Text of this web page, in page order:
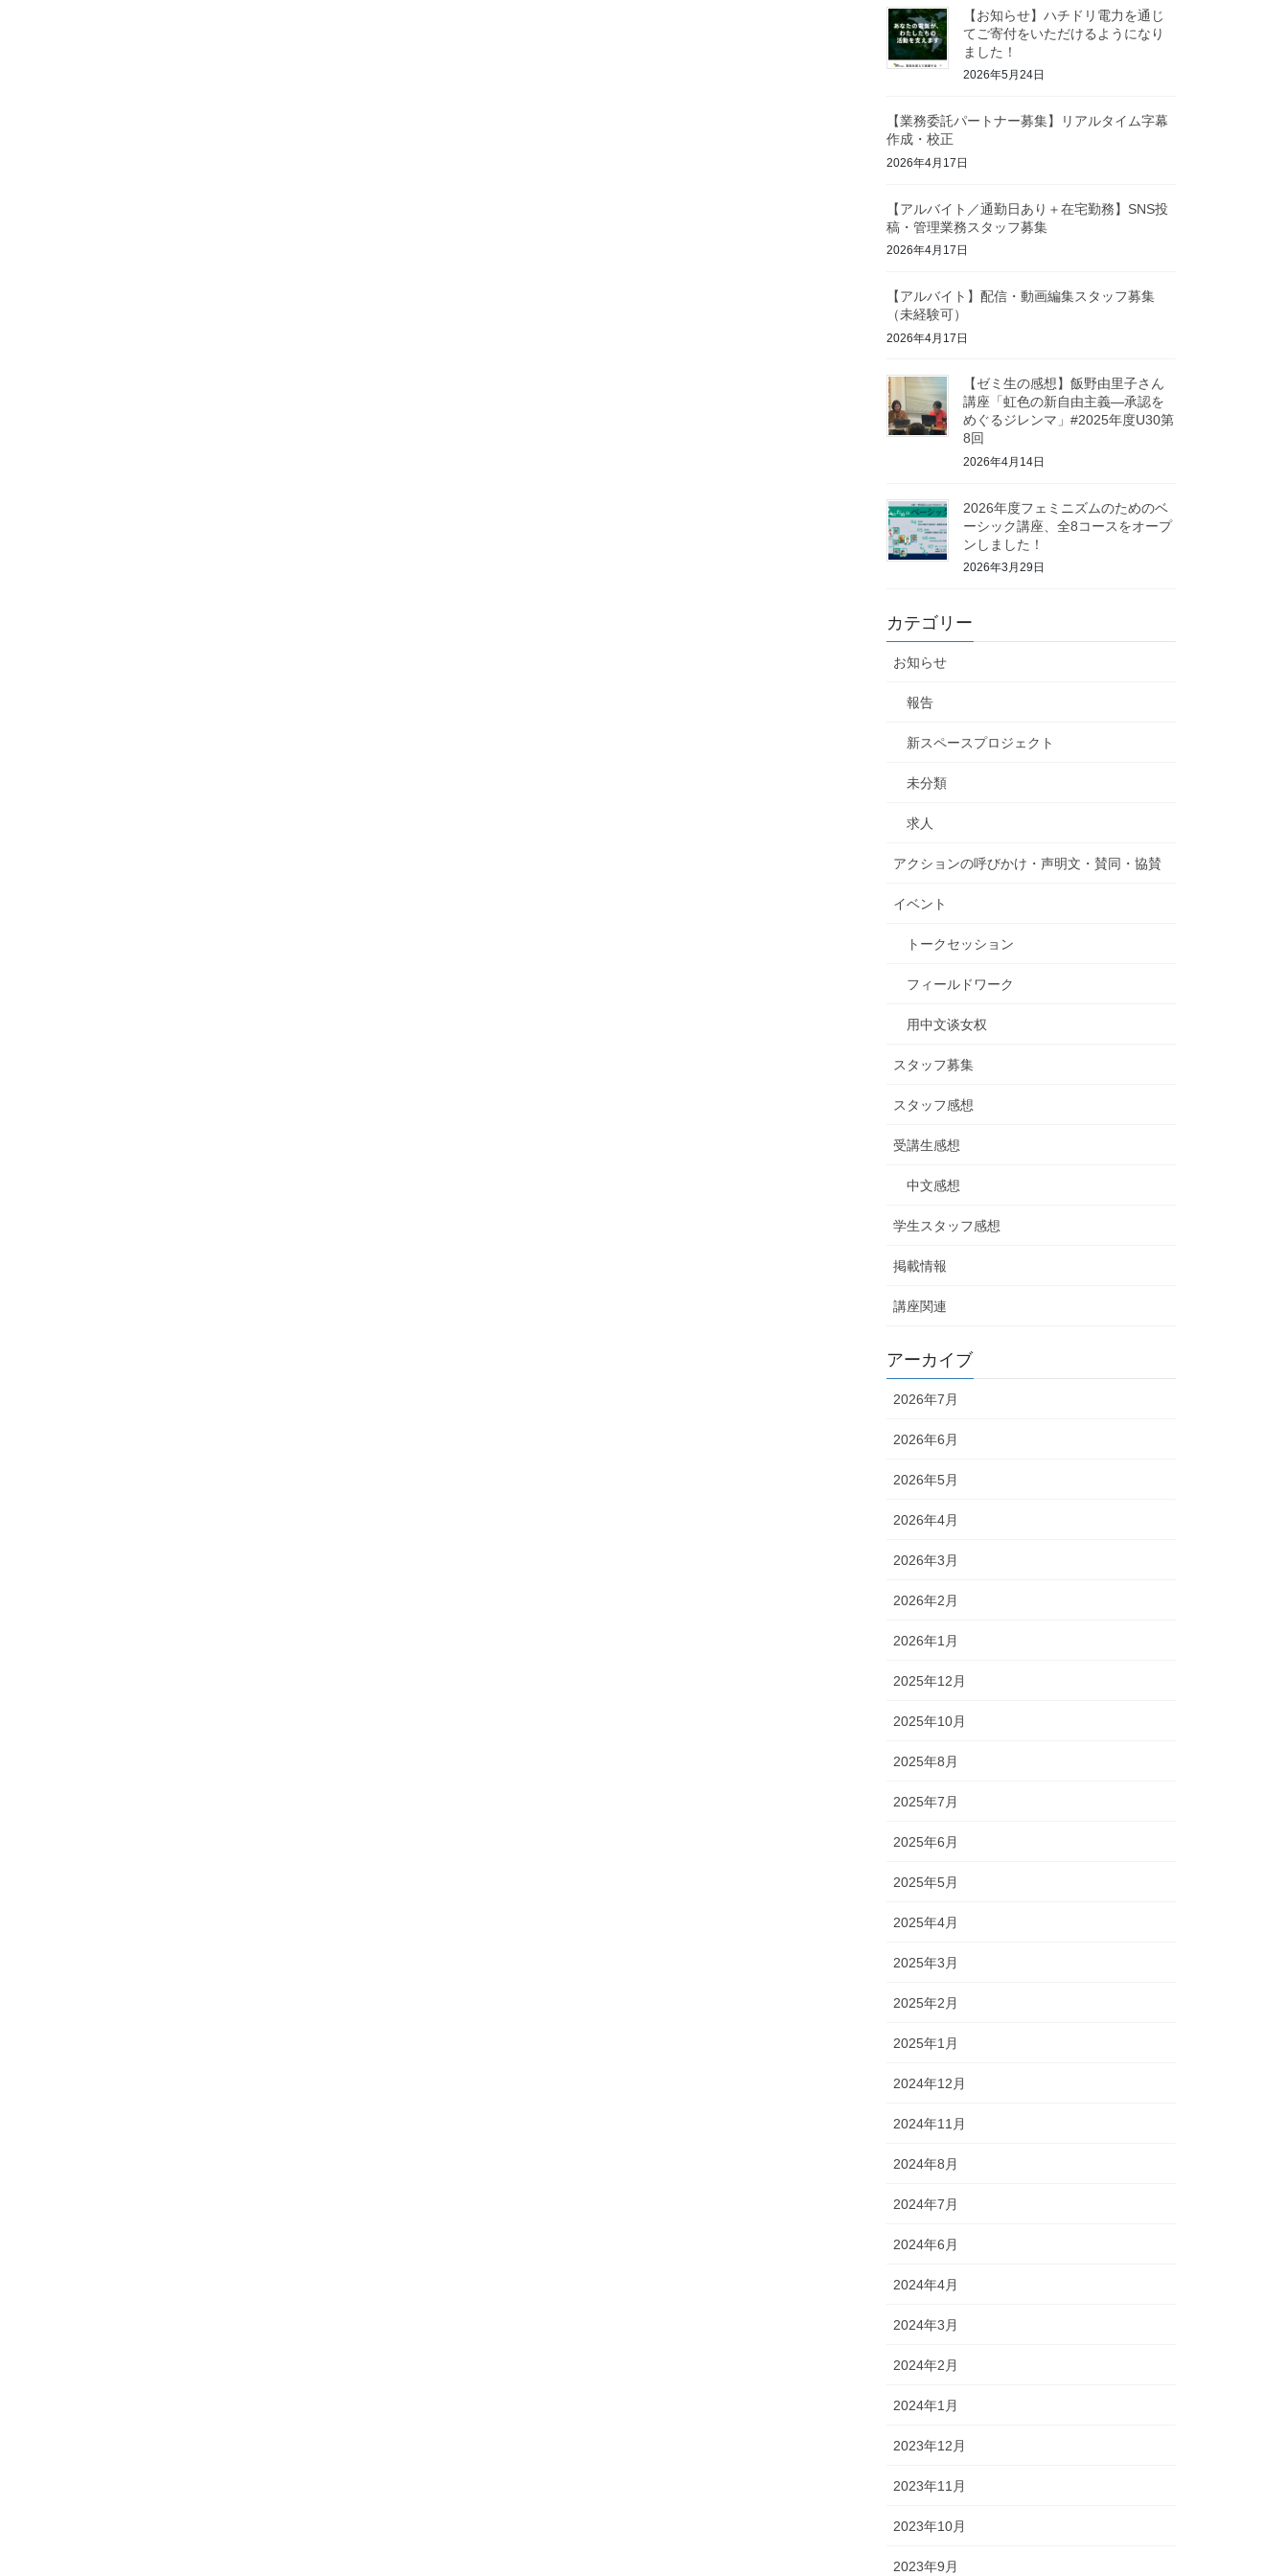
【お知らせ】ハチドリ電力を通じ
てご寄付をいただけるようになり
ました！
2026年5月24日
【業務委託パートナー募集】リアルタイム字幕
作成・校正
2026年4月17日
【アルバイト／通勤日あり＋在宅勤務】SNS投
稿・管理業務スタッフ募集
2026年4月17日
【アルバイト】配信・動画編集スタッフ募集
（未経験可）
2026年4月17日
【ゼミ生の感想】飯野由里子さん
講座「虹色の新自由主義―承認を
めぐるジレンマ」#2025年度U30第
8回
2026年4月14日
2026年度フェミニズムのためのベ
ーシック講座、全8コースをオープ
ンしました！
2026年3月29日
カテゴリー
お知らせ
報告
新スペースプロジェクト
未分類
求人
アクションの呼びかけ・声明文・賛同・協賛
イベント
トークセッション
フィールドワーク
用中文谈女权
スタッフ募集
スタッフ感想
受講生感想
中文感想
学生スタッフ感想
掲載情報
講座関連
アーカイブ
2026年7月
2026年6月
2026年5月
2026年4月
2026年3月
2026年2月
2026年1月
2025年12月
2025年10月
2025年8月
2025年7月
2025年6月
2025年5月
2025年4月
2025年3月
2025年2月
2025年1月
2024年12月
2024年11月
2024年8月
2024年7月
2024年6月
2024年4月
2024年3月
2024年2月
2024年1月
2023年12月
2023年11月
2023年10月
2023年9月